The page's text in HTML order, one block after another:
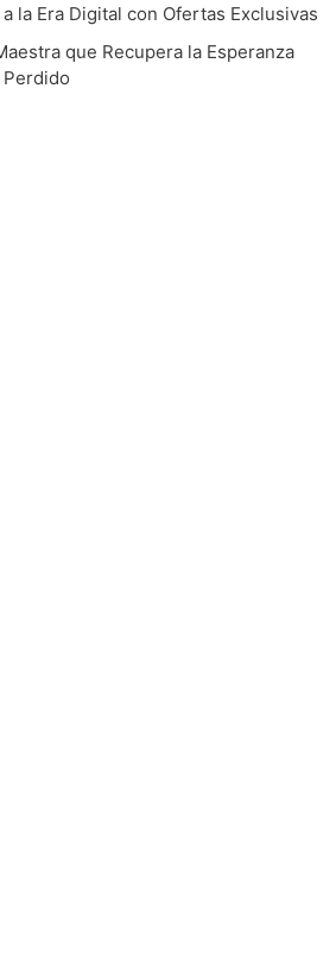
la Era Digital con Ofertas Exclusivas
que Recupera la Esperanza